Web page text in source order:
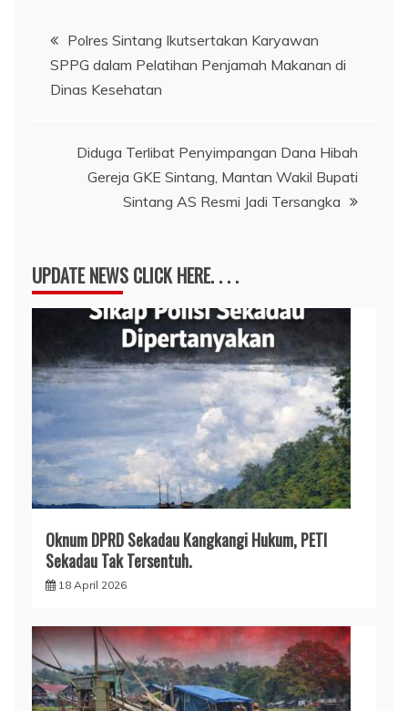
Navigasi
pos
Polres Sintang Ikutsertakan Karyawan
SPPG dalam Pelatihan Penjamah Makanan di
Dinas Kesehatan
Diduga Terlibat Penyimpangan Dana Hibah
Gereja GKE Sintang, Mantan Wakil Bupati
Sintang AS Resmi Jadi Tersangka
UPDATE NEWS CLICK HERE. . . .
Oknum DPRD Sekadau Kangkangi Hukum, PETI
Sekadau Tak Tersentuh.
18 April 2026